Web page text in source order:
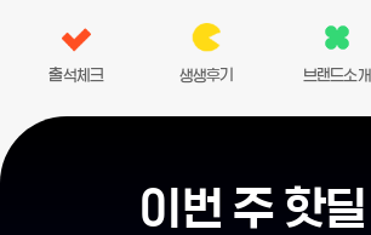
출석체크 생생후기 브랜드소개
이번 주 핫딜